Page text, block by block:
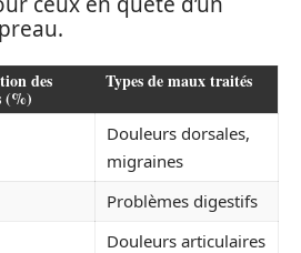
des
(%)
Types de maux traités
Douleurs dorsales,
migraines
Problèmes digestifs
Douleurs articulaires